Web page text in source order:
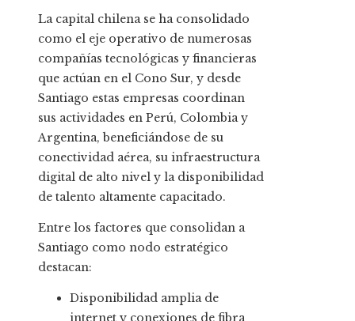
La capital chilena se ha consolidado
como el eje operativo de numerosas
compañías tecnológicas y financieras
que actúan en el Cono Sur, y desde
Santiago estas empresas coordinan
sus actividades en Perú, Colombia y
Argentina, beneficiándose de su
conectividad aérea, su infraestructura
digital de alto nivel y la disponibilidad
de talento altamente capacitado.
Entre los factores que consolidan a
Santiago como nodo estratégico
destacan:
Disponibilidad amplia de
internet y conexiones de fibra